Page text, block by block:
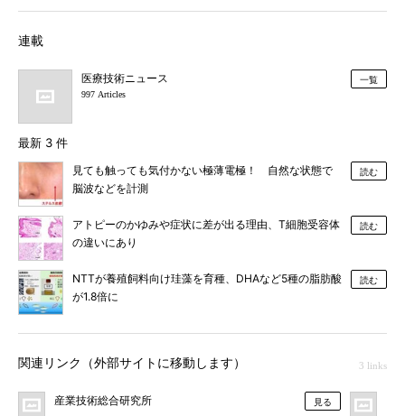
連載
医療技術ニュース
997 Articles
一覧
最新 3 件
見ても触っても気付かない極薄電極！ 自然な状態で
脳波などを計測
読む
アトピーのかゆみや症状に差が出る理由、T細胞受容体
の違いにあり
読む
NTTが養殖飼料向け珪藻を育種、DHAなど5種の脂肪酸
が1.8倍に
読む
関連リンク（外部サイトに移動します） 3 links
産業技術総合研究所 見る